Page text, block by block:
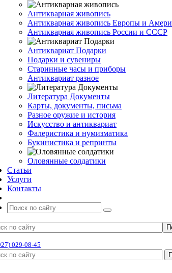
Антикварная живопись
Антикварная живопись Европы и
Антикварная живопись России и СССР
Антиквариат Подарки
Подарки и сувениры
Старинные часы и приборы
Антиквариат разное
Литература Документы
Карты, документы, письма
Разное оружие и история
Искусство и антиквариат
Фалеристика и нумизматика
Букинистика и репринты
Оловянные солдатики
Статьи
Услуги
Контакты
029-08-45